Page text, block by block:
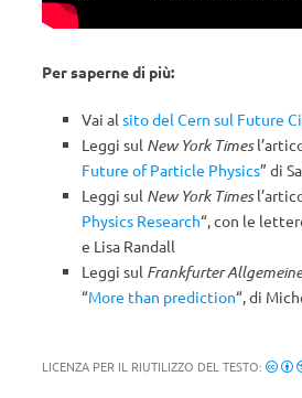
Per saperne di più:
Vai al sito del Cern sul Future
Leggi sul New York Times
Future of Particle Physics” di
Leggi sul New York Times
Physics Research“, con le
e Lisa Randall
Leggi sul Frankfurter
“More than prediction“, di
LICENZA PER IL RIUTILIZZO DEL TESTO: